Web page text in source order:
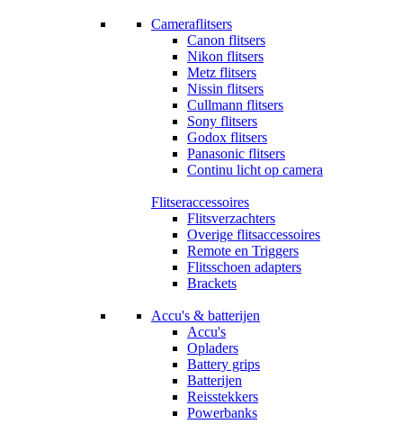
Cameraflitsers
Canon flitsers
Nikon flitsers
Metz flitsers
Nissin flitsers
Cullmann flitsers
Sony flitsers
Godox flitsers
Panasonic flitsers
Continu licht op camera
Flitseraccessoires
Flitsverzachters
Overige flitsaccessoires
Remote en Triggers
Flitsschoen adapters
Brackets
Accu's & batterijen
Accu's
Opladers
Battery grips
Batterijen
Reisstekkers
Powerbanks